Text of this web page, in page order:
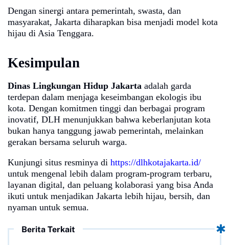
Dengan sinergi antara pemerintah, swasta, dan
masyarakat, Jakarta diharapkan bisa menjadi model kota
hijau di Asia Tenggara.
Kesimpulan
Dinas Lingkungan Hidup Jakarta adalah garda
terdepan dalam menjaga keseimbangan ekologis ibu
kota. Dengan komitmen tinggi dan berbagai program
inovatif, DLH menunjukkan bahwa keberlanjutan kota
bukan hanya tanggung jawab pemerintah, melainkan
gerakan bersama seluruh warga.
Kunjungi situs resminya di https://dlhkotajakarta.id/
untuk mengenal lebih dalam program-program terbaru,
layanan digital, dan peluang kolaborasi yang bisa Anda
ikuti untuk menjadikan Jakarta lebih hijau, bersih, dan
nyaman untuk semua.
Berita Terkait